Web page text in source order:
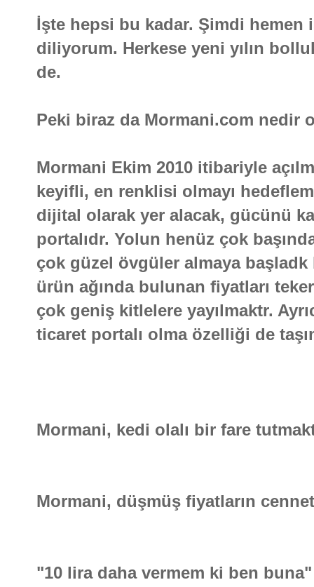
İşte hepsi bu kadar. Şimdi
diliyorum. Herkese yeni yılın
de.
Peki biraz da Mormani.com nedir
Mormani Ekim 2010 itibariyle
keyifli, en renklisi olmayı
dijital olarak yer alacak, gücünü
portalıdr. Yolun henüz çok
çok güzel övgüler almaya
ürün ağında bulunan fiyatları
çok geniş kitlelere yayılmaktr.
ticaret portalı olma özelliği de
Mormani, kedi olalı bir fare
Mormani, düşmüş fiyatların
"10 lira daha vermem ki ben